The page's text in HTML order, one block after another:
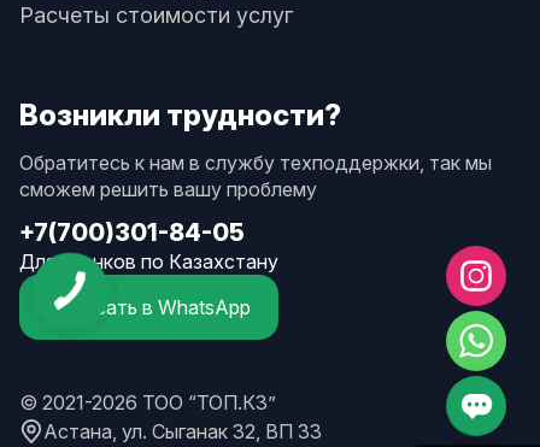
Расчеты стоимости услуг
Возникли трудности?
Обратитесь к нам в службу техподдержки, так мы
сможем решить вашу проблему
+7(700)301-84-05
Для звонков по Казахстану
Написать в WhatsApp
© 2021-2026 ТОО “ТОП.КЗ”
Астана, ул. Сыганак 32, ВП 33